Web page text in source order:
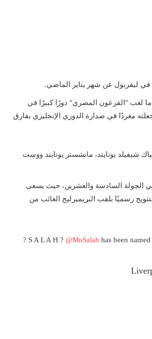
ليفربول عن شهر يناير الماضي.
لعب "الفرعون المصري" دورًا كبيرًا في
مغردًا في صدارة الدوري الإنجليزي بفارق
المنقضي 3 أهداف في شباك شيفيلد يونايتد، مانشستر يونايتد ووست
الجولة السادسة والعشرين، حيث يسعى
رسميًا بلقب البريميرليج الغائب من
? S A L A H ? @MoSalah has been